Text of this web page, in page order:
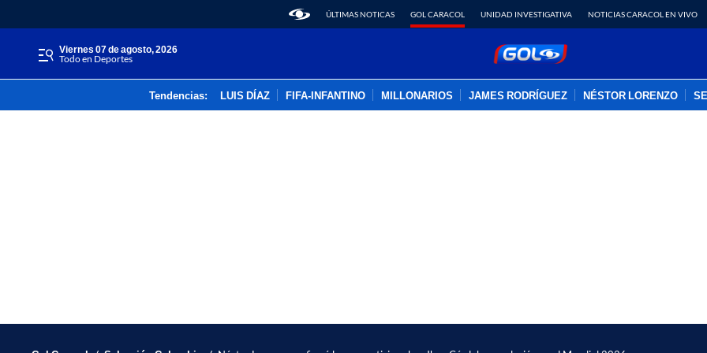
ÚLTIMAS NOTICAS GOL CARACOL UNIDAD INVESTIGATIVA NOTICIAS CARACOL EN VIVO
viernes 07 de agosto, 2026
Todo en Deportes
Tendencias: LUIS DÍAZ FIFA-INFANTINO MILLONARIOS JAMES RODRÍGUEZ NÉSTOR LORENZO